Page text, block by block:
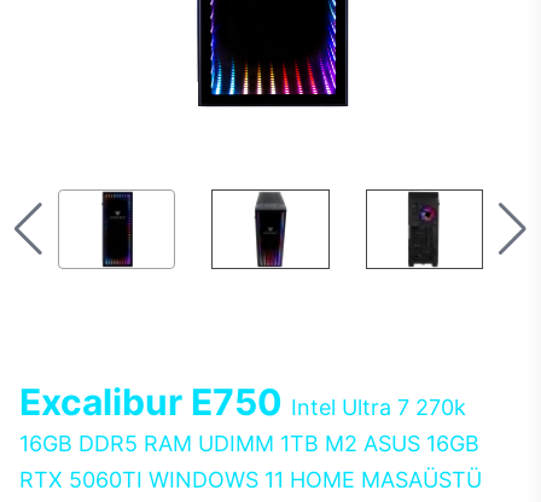
Excalibur E750 Intel Ultra 7 270k
16GB DDR5 RAM UDIMM 1TB M2 ASUS 16GB
RTX 5060TI WINDOWS 11 HOME MASAÜSTÜ